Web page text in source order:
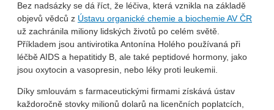
Bez nadsázky se dá říct, že léčiva, která vznikla na základě
objevů vědců z Ústavu organické chemie a biochemie AV ČR
už zachránila miliony lidských životů po celém světě.
Příkladem jsou antivirotika Antonína Holého používaná při
léčbě AIDS a hepatitidy B, ale také peptidové hormony, jako
jsou oxytocin a vasopresin, nebo léky proti leukemii.
Díky smlouvám s farmaceutickými firmami získává ústav
každoročně stovky milionů dolarů na licenčních poplatcích,